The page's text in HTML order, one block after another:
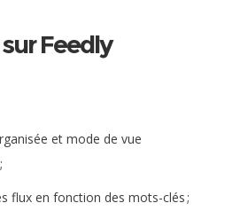
Feedly
et mode de vue
flux en fonction des mots-clés ;